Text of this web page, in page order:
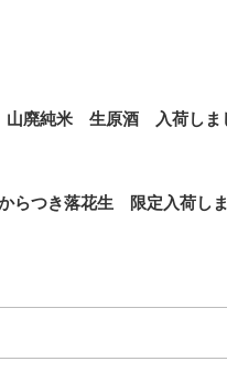
廃純米 生原酒 入荷しま
らつき落花生 限定入荷しま